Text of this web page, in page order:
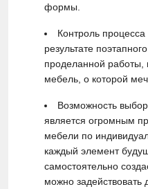
формы.
Контроль
результате
проделанной работы,
мебель, о которой
Возможность
является огромным
мебели по
каждый элемент
самостоятельно
можно